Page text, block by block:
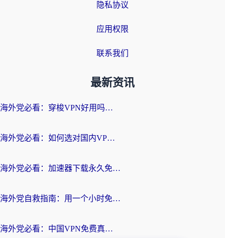
隐私协议
应用权限
联系我们
最新资讯
海外党必看：穿梭VPN好用吗？和云帆VPN对比哪个回国效果更好？附真实测评+避坑指南
海外党必看：如何选对国内VPN，实现无缝访问国内资源？
海外党必看：加速器下载永久免费版真的存在吗？教你无缝访问国内资源的正确姿势
海外党自救指南：用一个小时免费加速器，轻松打破国内资源访问壁垒？
海外党必看：中国VPN免费真的靠谱吗？手把手教你选对回国加速器